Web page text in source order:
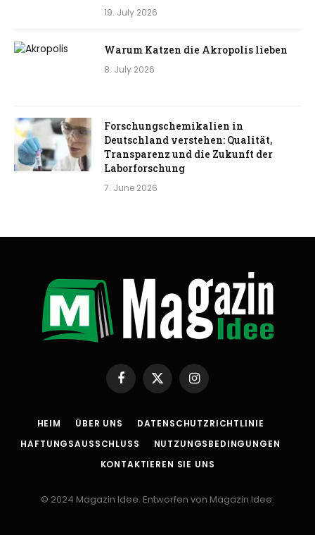
19. July 2026
Warum Katzen die Akropolis lieben
8. July 2026
Forschungschemikalien in
Deutschland verstehen: Qualität,
Transparenz und die Zukunft der
Laborforschung
7. June 2026
Facebook
X
(Twitter)
Instagram
HEIM ÜBER UNS
DATENSCHUTZRICHTLINIE
HAFTUNGSAUSSCHLUSS
NUTZUNGSBEDINGUNGEN
KONTAKTIEREN SIE UNS
© 2024 Magazin Idee. Entworfen von Magazin Idee.